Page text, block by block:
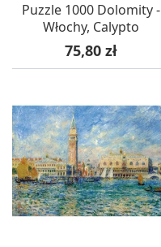
Puzzle 1000 Dolomity -
Włochy, Calypto
Cena
75,80 zł